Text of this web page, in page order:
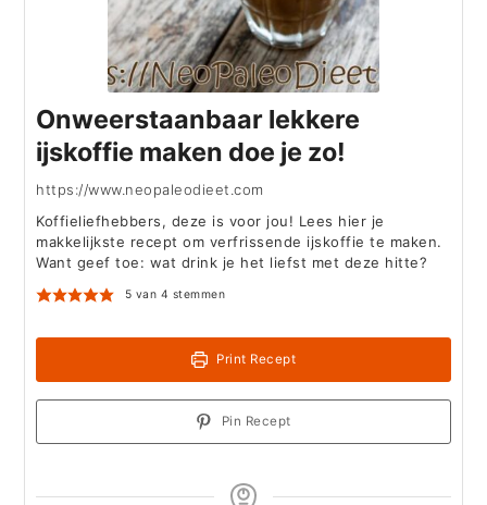
Onweerstaanbaar lekkere
ijskoffie maken doe je zo!
https://www.neopaleodieet.com
Koffieliefhebbers, deze is voor jou! Lees hier je
makkelijkste recept om verfrissende ijskoffie te maken.
Want geef toe: wat drink je het liefst met deze hitte?
5 van 4 stemmen
Print Recept
Pin Recept